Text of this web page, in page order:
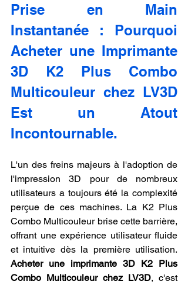
Prise en Main
Instantanée : Pourquoi
Acheter une Imprimante
3D K2 Plus Combo
Multicouleur chez LV3D
Est un Atout
Incontournable.
L'un des freins majeurs à l'adoption de
l'impression 3D pour de nombreux
utilisateurs a toujours été la complexité
perçue de ces machines. La K2 Plus
Combo Multicouleur brise cette barrière,
offrant une expérience utilisateur fluide
Acheter une imprimante 3D K2 Plus
Combo Multicouleur chez LV3D, c'est